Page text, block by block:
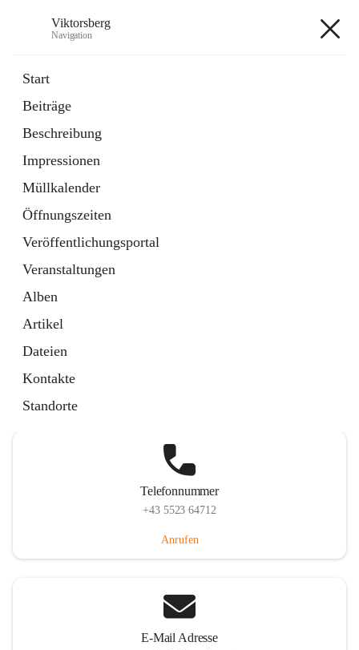
Viktorsberg
Navigation
Start
Beiträge
Beschreibung
Impressionen
Müllkalender
Öffnungszeiten
Veröffentlichungsportal
Veranstaltungen
Alben
Artikel
Dateien
Kontakte
Standorte
1 Schnellzugriff
Bürgerservice
10 Schnellzugriffe
Telefonnummer
+43 5523 64712
Anrufen
E-Mail Adresse